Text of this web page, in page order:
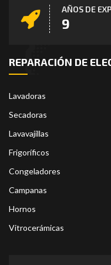
AÑOS DE
14
REPARACIÓN DE
Lavadoras
Secadoras
Lavavajillas
Frigoríficos
Congeladores
Campanas
Hornos
Vitrocerámicas